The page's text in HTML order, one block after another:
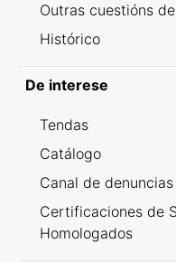
Outras cuestións
Histórico
De interese
Tendas
Catálogo
Canal de denuncias
Certificaciones de
Homologados